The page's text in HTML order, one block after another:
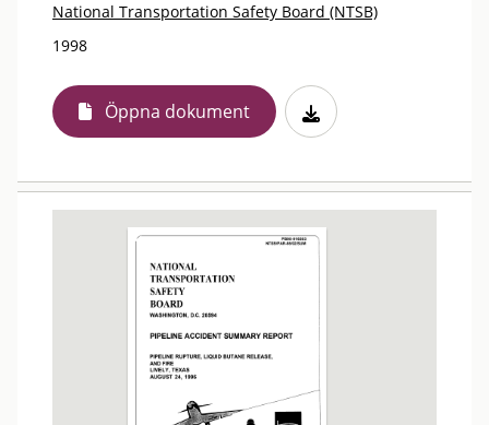
National Transportation Safety Board (NTSB)
1998
Öppna dokument